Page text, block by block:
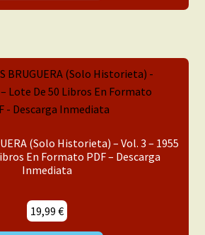
(Solo Historieta) – Vol. 3 – 1955
En Formato PDF – Descarga
Inmediata
19,99 €